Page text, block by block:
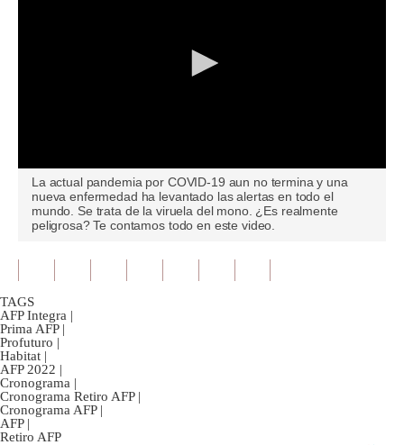
seconds
seconds
La actual pandemia por COVID-19 aun no termina y una
nueva enfermedad ha levantado las alertas en todo el
mundo. Se trata de la viruela del mono. ¿Es realmente
peligrosa? Te contamos todo en este video.
TAGS
AFP Integra |
Prima AFP |
Profuturo |
Habitat |
AFP 2022 |
Cronograma |
Cronograma Retiro AFP |
Cronograma AFP |
AFP |
Retiro AFP